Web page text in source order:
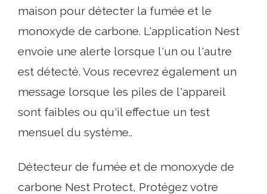
maison pour détecter la fumée et le
monoxyde de carbone. L'application Nest
envoie une alerte lorsque l'un ou l'autre
est détecté. Vous recevrez également un
message lorsque les piles de l'appareil
sont faibles ou qu'il effectue un test
mensuel du système..
Détecteur de fumée et de monoxyde de
carbone Nest Protect, Protégez votre